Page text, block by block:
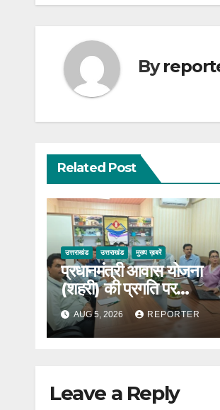
By
Related Post
उत्तराखंड उत्तराखंड मुख्य ख़बरें
प्रधानमंत्री आवास योजना
(शहरी) की प्रगति पर
उच्चस्तरीय समीक्षा
AUG 5, 2026 REPORTER
Leave a Reply